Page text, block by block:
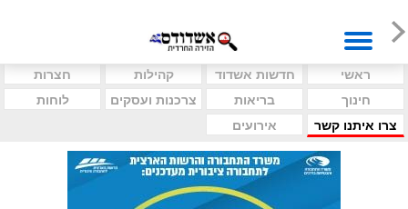
ראשי חדשות אשדוד קהילות
חצרות
חינוך
בריאות צרכנות ועסקים
לוחות
צרו איתנו קשר
אירועים